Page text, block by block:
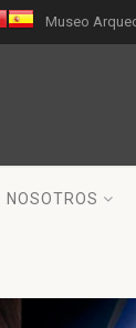
Museo
NOSOTROS